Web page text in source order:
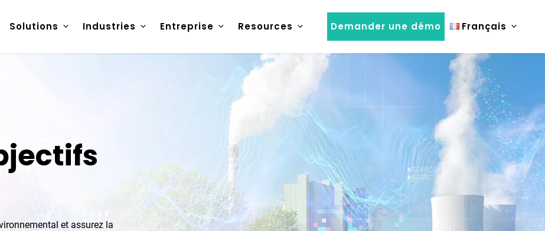
Solutions Industries Entreprise Resources Demander une démo Français
et assurez la